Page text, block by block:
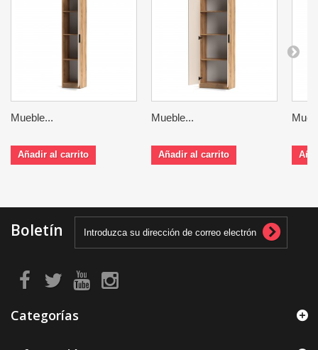
Mueble...
Añadir al carrito
Mueble...
Añadir al carrito
Boletín
Categorías